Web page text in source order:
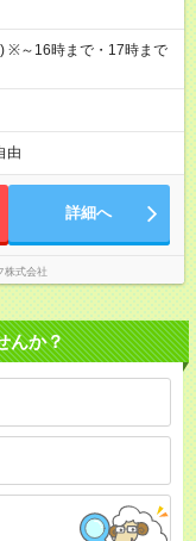
※～16時まで・17時まで
由
詳細へ
株式会社
んか？